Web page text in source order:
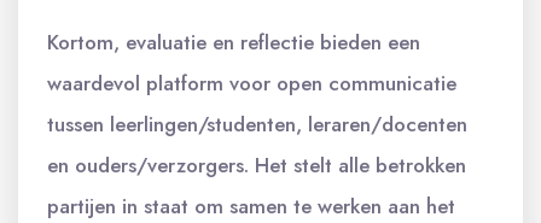
Kortom, evaluatie en reflectie bieden een
waardevol platform voor open communicatie
tussen leerlingen/studenten, leraren/docenten
en ouders/verzorgers. Het stelt alle betrokken
partijen in staat om samen te werken aan het